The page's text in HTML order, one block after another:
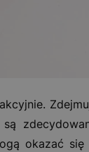
okazać